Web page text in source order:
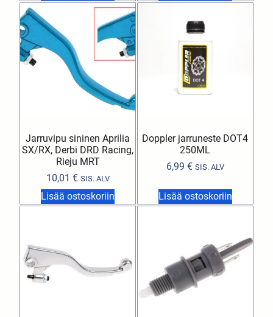
Jarruvipu sininen Aprilia
SX/RX, Derbi DRD Racing,
Rieju MRT
10,01 € SIS. ALV
Lisää ostoskoriin
Doppler jarruneste DOT4
250ML
6,99 € SIS. ALV
Lisää ostoskoriin